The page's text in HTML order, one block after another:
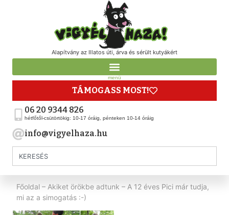
Alapítvány az Illatos úti, árva és sérült kutyákért
menü
TÁMOGASS MOST!
06 20 9344 826
hétfőtől-csütörtökig: 10-17 óráig, pénteken 10-14 óráig
info@vigyelhaza.hu
Főoldal – Akiket örökbe adtunk – A 12 éves Pici már tudja,
mi az a simogatás :-)